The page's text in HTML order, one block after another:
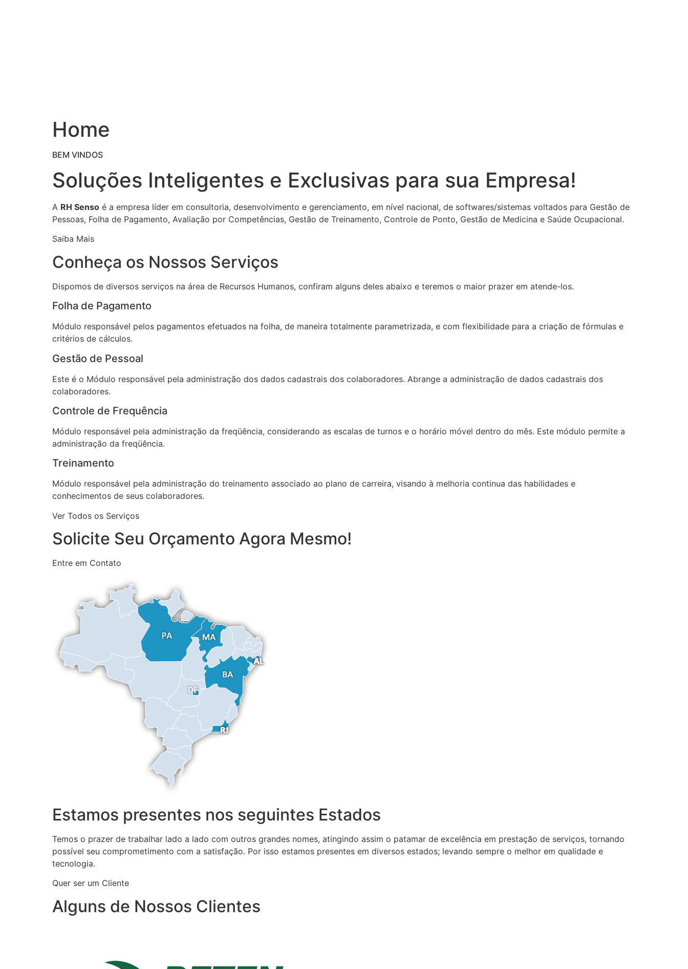
Home
BEM VINDOS
Soluções Inteligentes e Exclusivas para sua Empresa!
A RH Senso é a empresa líder em consultoria, desenvolvimento e gerenciamento, em nível nacional, de softwares/sistemas voltados para Gestão de
Pessoas, Folha de Pagamento, Avaliação por Competências, Gestão de Treinamento, Controle de Ponto, Gestão de Medicina e Saúde Ocupacional.
Saiba Mais
Conheça os Nossos Serviços
Dispomos de diversos serviços na área de Recursos Humanos, confiram alguns deles abaixo e teremos o maior prazer em atende-los.
Folha de Pagamento
Módulo responsável pelos pagamentos efetuados na folha, de maneira totalmente parametrizada, e com flexibilidade para a criação de fórmulas e
critérios de cálculos.
Gestão de Pessoal
Este é o Módulo responsável pela administração dos dados cadastrais dos colaboradores. Abrange a administração de dados cadastrais dos
colaboradores.
Controle de Frequência
Módulo responsável pela administração da freqüência, considerando as escalas de turnos e o horário móvel dentro do mês. Este módulo permite a
administração da freqüência.
Treinamento
Módulo responsável pela administração do treinamento associado ao plano de carreira, visando à melhoria continua das habilidades e
conhecimentos de seus colaboradores.
Ver Todos os Serviços
Solicite Seu Orçamento Agora Mesmo!
Entre em Contato
Estamos presentes nos seguintes Estados
Temos o prazer de trabalhar lado a lado com outros grandes nomes, atingindo assim o patamar de excelência em prestação de serviços, tornando
possível seu comprometimento com a satisfação. Por isso estamos presentes em diversos estados; levando sempre o melhor em qualidade e
tecnologia.
Quer ser um Cliente
Alguns de Nossos Clientes